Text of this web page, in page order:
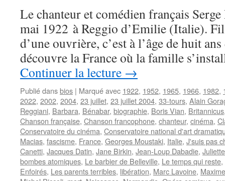
Le chanteur et comédien français
mai 1922 à Reggio d’Emilie (Italie).
d’une ouvrière, c’est à l’âge de huit
découvre la France où la famille
Continuer la lecture →
Publié dansbios | Marqué avec 1922, 1952, 1965, 1966, 1982,
2022, 2002, 2004, 23 juillet, 23 juillet 2004, 33-tours, Alain
Reggiani, Barbara, Bénabar, biographie, Boris Vian, Britannicus
Chanson française, Chanson francophone, chanteur, cinéma,
Conservatoire du cinéma, Conservatoire national d'art
Macias, fascisme, France, Georges Moustaki, Italie, J'suis pas
Canetti, Jacques Datin, Jane Birkin, Jean-Loup Dabadie, Juliette
bombes atomiques, Le barbier de Belleville, Le temps qui reste,
Enfoirés, Les parents terribles, libération, Marc Lavoine,